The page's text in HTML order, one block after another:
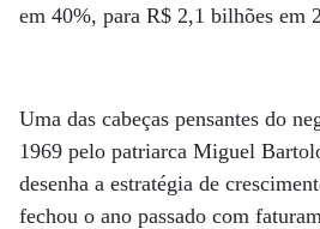
em 40%, para R$ 2,1 bilhões em
Uma das cabeças pensantes do
1969 pelo patriarca Miguel
desenha a estratégia de
fechou o ano passado com